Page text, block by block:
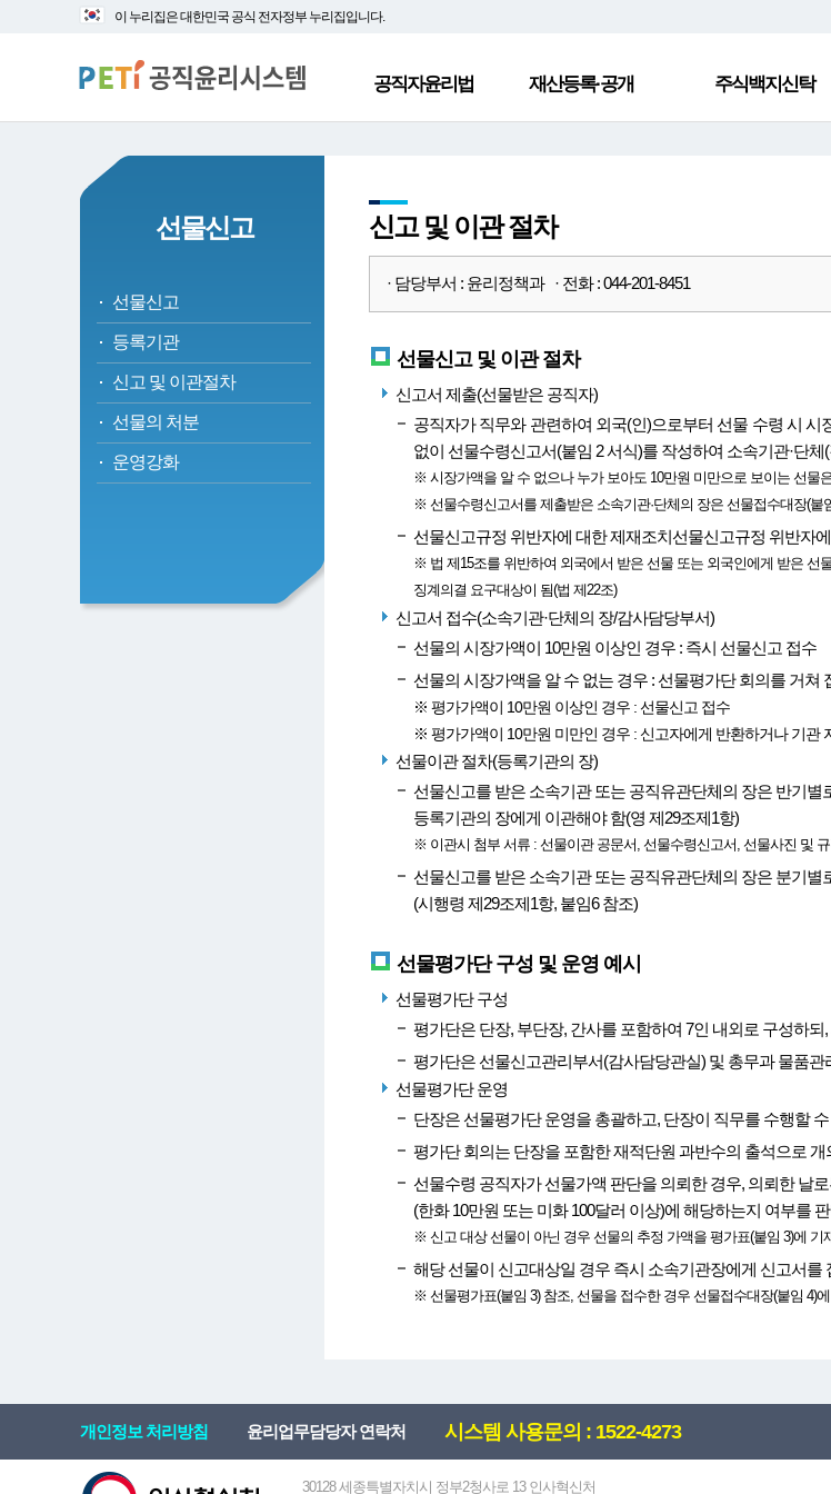
대
바
로
본
로
가
이 누리집은 대한민국 공식 전자정부 누리집입니다.
공직자윤리법 재산등록·공개 주식백지신탁
선물신고
선물신고
등록기관
신고 및 이관절차
선물의 처분
운영강화
신고 및 이관 절차
· 담당부서 : 윤리정책과 · 전화 : 044-201-8451
선물신고 및 이관 절차
신고서 제출(선물받은 공직자)
공직자가 직무와 관련하여 외국(인)으로부터 선물 수령 시
없이 선물수령신고서(붙임 2 서식)를 작성하여 소속기관·단
※ 시장가액을 알 수 없으나 누가 보아도 10만원 미만으로 보이는 선물
※ 선물수령신고서를 제출받은 소속기관·단체의 장은 선물접수대장(붙
선물신고규정 위반자에 대한 제재조치선물신고규정 위반자
※ 법 제15조를 위반하여 외국에서 받은 선물 또는 외국인에게 받은
징계의결 요구대상이 됨(법 제22조)
신고서 접수(소속기관·단체의 장/감사담당부서)
선물의 시장가액이 10만원 이상인 경우 : 즉시 선물신고 접수
선물의 시장가액을 알 수 없는 경우 : 선물평가단 회의를 거쳐
※ 평가가액이 10만원 이상인 경우 : 선물신고 접수
※ 평가가액이 10만원 미만인 경우 : 신고자에게 반환하거나 기관
선물이관 절차(등록기관의 장)
선물신고를 받은 소속기관 또는 공직유관단체의 장은 반기별
등록기관의 장에게 이관해야 함(영 제29조제1항)
※ 이관시 첨부 서류 : 선물이관 공문서, 선물수령신고서, 선물사진 및
선물신고를 받은 소속기관 또는 공직유관단체의 장은 분기
(시행령 제29조제1항, 붙임6 참조)
선물평가단 구성 및 운영 예시
선물평가단 구성
평가단은 단장, 부단장, 간사를 포함하여 7인 내외로 구성하
평가단은 선물신고관리부서(감사담당관실) 및 총무과 물품
선물평가단 운영
단장은 선물평가단 운영을 총괄하고, 단장이 직무를 수행할
평가단 회의는 단장을 포함한 재적단원 과반수의 출석으로
선물수령 공직자가 선물가액 판단을 의뢰한 경우, 의뢰한 날
(한화 10만원 또는 미화 100달러 이상)에 해당하는지 여부를
※ 신고 대상 선물이 아닌 경우 선물의 추정 가액을 평가표(붙임 3)에 기
해당 선물이 신고대상일 경우 즉시 소속기관장에게 신고서를
※ 선물평가표(붙임 3) 참조, 선물을 접수한 경우 선물접수대장(붙임 4)에
개인정보 처리방침 윤리업무담당자 연락처 시스템 사용문의 : 1522-4273
30128 세종특별자치시 정부2청사로 13 인사혁신처